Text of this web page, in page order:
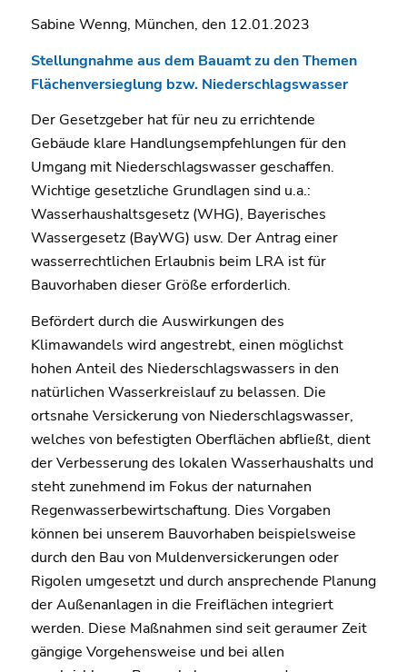
Sabine Wenng, München, den 12.01.2023
Stellungnahme aus dem Bauamt zu den Themen
Flächenversieglung bzw. Niederschlagswasser
Der Gesetzgeber hat für neu zu errichtende
Gebäude klare Handlungsempfehlungen für den
Umgang mit Niederschlagswasser geschaffen.
Wichtige gesetzliche Grundlagen sind u.a.:
Wasserhaushaltsgesetz (WHG), Bayerisches
Wassergesetz (BayWG) usw. Der Antrag einer
wasserrechtlichen Erlaubnis beim LRA ist für
Bauvorhaben dieser Größe erforderlich.
Befördert durch die Auswirkungen des
Klimawandels wird angestrebt, einen möglichst
hohen Anteil des Niederschlagswassers in den
natürlichen Wasserkreislauf zu belassen. Die
ortsnahe Versickerung von Niederschlagswasser,
welches von befestigten Oberflächen abfließt, dient
der Verbesserung des lokalen Wasserhaushalts und
steht zunehmend im Fokus der naturnahen
Regenwasserbewirtschaftung. Dies Vorgaben
können bei unserem Bauvorhaben beispielsweise
durch den Bau von Muldenversickerungen oder
Rigolen umgesetzt und durch ansprechende Planung
der Außenanlagen in die Freiflächen integriert
werden. Diese Maßnahmen sind seit geraumer Zeit
gängige Vorgehensweise und bei allen